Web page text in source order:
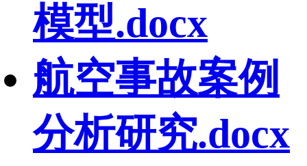
模型.docx
航空事故案例
分析研究.docx